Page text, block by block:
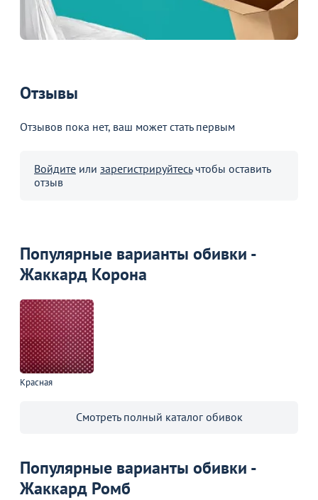
Отзывы
Отзывов пока нет, ваш может стать первым
Войдите или зарегистрируйтесьчтобы оставить
отзыв
Популярные варианты обивки -
Жаккард Корона
Красная
Смотреть полный каталог обивок
Популярные варианты обивки -
Жаккард Ромб